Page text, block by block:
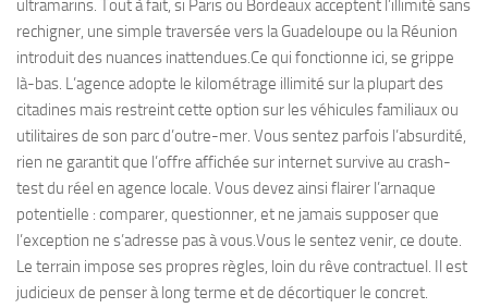
ultramarins. Tout à fait, si Paris ou Bordeaux acceptent l’illimité sans
rechigner, une simple traversée vers la Guadeloupe ou la Réunion
introduit des nuances inattendues.Ce qui fonctionne ici, se grippe
là-bas. L’agence adopte le kilométrage illimité sur la plupart des
citadines mais restreint cette option sur les véhicules familiaux ou
utilitaires de son parc d’outre-mer. Vous sentez parfois l’absurdité,
rien ne garantit que l’offre affichée sur internet survive au crash-
test du réel en agence locale. Vous devez ainsi flairer l’arnaque
potentielle : comparer, questionner, et ne jamais supposer que
l’exception ne s’adresse pas à vous.Vous le sentez venir, ce doute.
Le terrain impose ses propres règles, loin du rêve contractuel. Il est
judicieux de penser à long terme et de décortiquer le concret.